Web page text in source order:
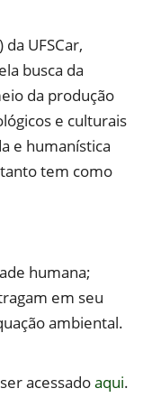
UFSCar,
busca da
da produção
e culturais
e humanística
tem como
humana;
em seu
ambiental.
acessadoaqui.